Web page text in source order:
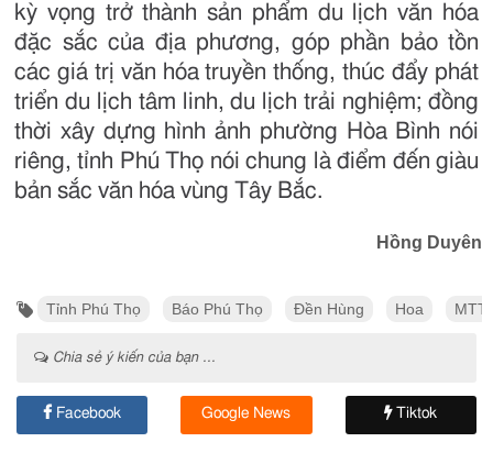
kỳ vọng trở thành sản phẩm du lịch văn hóa
đặc sắc của địa phương, góp phần bảo tồn
các giá trị văn hóa truyền thống, thúc đẩy phát
triển du lịch tâm linh, du lịch trải nghiệm; đồng
thời xây dựng hình ảnh phường Hòa Bình nói
riêng, tỉnh Phú Thọ nói chung là điểm đến giàu
bản sắc văn hóa vùng Tây Bắc.
Hồng Duyên
Tỉnh Phú Thọ Báo Phú Thọ Đền Hùng Hoa
Chia sẻ ý kiến của bạn ...
Facebook Google News Tiktok